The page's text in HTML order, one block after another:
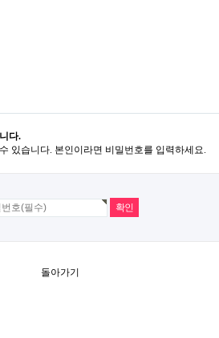
다.
있습니다. 본인이라면 비밀번호를 입력하세요.
돌아가기